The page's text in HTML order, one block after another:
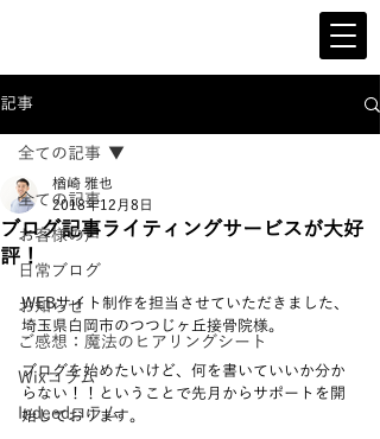
記事
全ての記事
お客様の声
日常ブログ
お知らせ
ご感想：魔法のヒアリングシート
Wixコラム
Indeedコラム
全ての記事
ブログ記事ライティングサービスが大好
評！
楢崎 雅也
2018年12月8日
WEBサイト制作を担当させていただきました、
埼玉県白岡市のつつじヶ丘接骨院様。
ブログを始めたいけど、何を書いていいか分か
らない！！ということで先月からサポートを開
始しております。